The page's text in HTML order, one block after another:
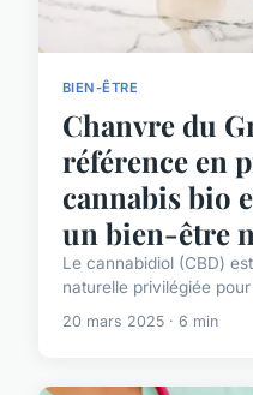
BIEN-ÊTRE
Chanvre du
référence en
cannabis bio
un bien-être
Le cannabidiol (CBD)
naturelle privilégiée
20 mars 2025 · 6 min